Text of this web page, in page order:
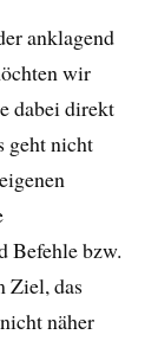
anklagend
wir
dabei direkt
geht nicht
Befehle bzw.
Ziel, das
näher